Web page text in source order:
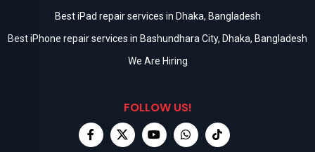
Best iPad repair services in Dhaka, Bangladesh
Best iPhone repair services in Bashundhara City, Dhaka, Bangladesh
We Are Hiring
FOLLOW US!